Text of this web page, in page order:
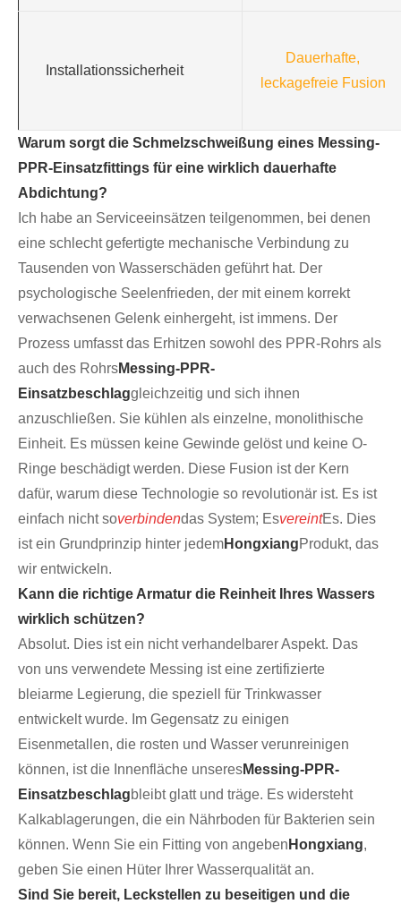
Installationssicherheit
Dauerhafte,
leckagefreie Fusion
Warum sorgt die Schmelzschweißung eines Messing-
PPR-Einsatzfittings für eine wirklich dauerhafte
Abdichtung?
Ich habe an Serviceeinsätzen teilgenommen, bei denen
eine schlecht gefertigte mechanische Verbindung zu
Tausenden von Wasserschäden geführt hat. Der
psychologische Seelenfrieden, der mit einem korrekt
verwachsenen Gelenk einhergeht, ist immens. Der
Prozess umfasst das Erhitzen sowohl des PPR-Rohrs als
auch des RohrsMessing-PPR-
Einsatzbeschlaggleichzeitig und sich ihnen
anzuschließen. Sie kühlen als einzelne, monolithische
Einheit. Es müssen keine Gewinde gelöst und keine O-
Ringe beschädigt werden. Diese Fusion ist der Kern
dafür, warum diese Technologie so revolutionär ist. Es ist
einfach nicht soverbindendas System; EsvereintEs. Dies
ist ein Grundprinzip hinter jedemHongxiangProdukt, das
wir entwickeln.
Kann die richtige Armatur die Reinheit Ihres Wassers
wirklich schützen?
Absolut. Dies ist ein nicht verhandelbarer Aspekt. Das
von uns verwendete Messing ist eine zertifizierte
bleiarme Legierung, die speziell für Trinkwasser
entwickelt wurde. Im Gegensatz zu einigen
Eisenmetallen, die rosten und Wasser verunreinigen
können, ist die Innenfläche unseresMessing-PPR-
Einsatzbeschlagbleibt glatt und träge. Es widersteht
Kalkablagerungen, die ein Nährboden für Bakterien sein
können. Wenn Sie ein Fitting von angeben Hongxiang,
geben Sie einen Hüter Ihrer Wasserqualität an.
Sind Sie bereit, Leckstellen zu beseitigen und die